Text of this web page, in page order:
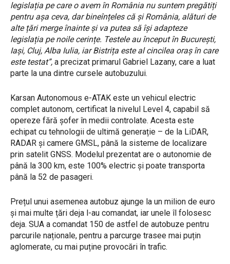
legislația pe care o avem în România nu suntem pregătiți
pentru așa ceva, dar bineînțeles că și România, alături de
alte țări merge înainte și va putea să își adapteze
legislația pe noile cerințe. Testele au început în București,
Iași, Cluj, Alba Iulia, iar Bistrița este al cincilea oraș în care
este testat”, a precizat primarul Gabriel Lazany, care a luat
parte la una dintre cursele autobuzului.
Karsan Autonomous e-ATAK este un vehicul electric
complet autonom, certificat la nivelul Level 4, capabil să
opereze fără șofer în medii controlate. Acesta este
echipat cu tehnologii de ultimă generație – de la LiDAR,
RADAR și camere GMSL, până la sisteme de localizare
prin satelit GNSS. Modelul prezentat are o autonomie de
până la 300 km, este 100% electric și poate transporta
până la 52 de pasageri.
Prețul unui asemenea autobuz ajunge la un milion de euro
și mai multe țări deja l-au comandat, iar unele îl folosesc
deja. SUA a comandat 150 de astfel de autobuze pentru
parcurile naționale, pentru a parcurge trasee mai puțin
aglomerate, cu mai puține provocări în trafic.